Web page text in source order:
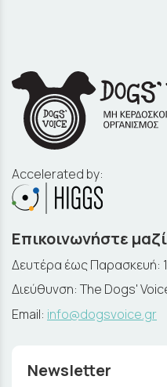
Accelerated by:
Επικοινωνήστε
Δευτέρα έως Παρασκευή:
Διεύθυνση: The Dogs'
Email: info@dogsvoice.gr
Newsletter